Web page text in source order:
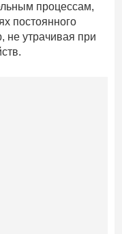
процессам,
постоянного
не утрачивая при